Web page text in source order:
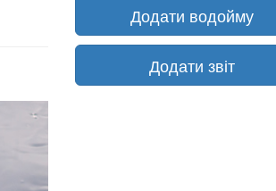
Додати водойму
Додати звіт